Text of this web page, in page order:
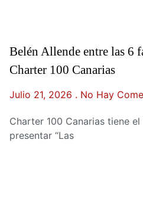
Belén Allende entre las 6
Charter 100 Canarias
Julio 21, 2026 No Hay
Charter 100 Canarias tiene
presentar “Las